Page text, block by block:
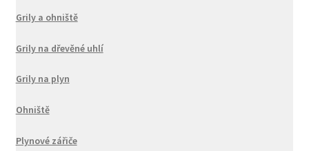
Grily a ohniště
Grily na dřevěné uhlí
Grily na plyn
Ohniště
Plynové zářiče